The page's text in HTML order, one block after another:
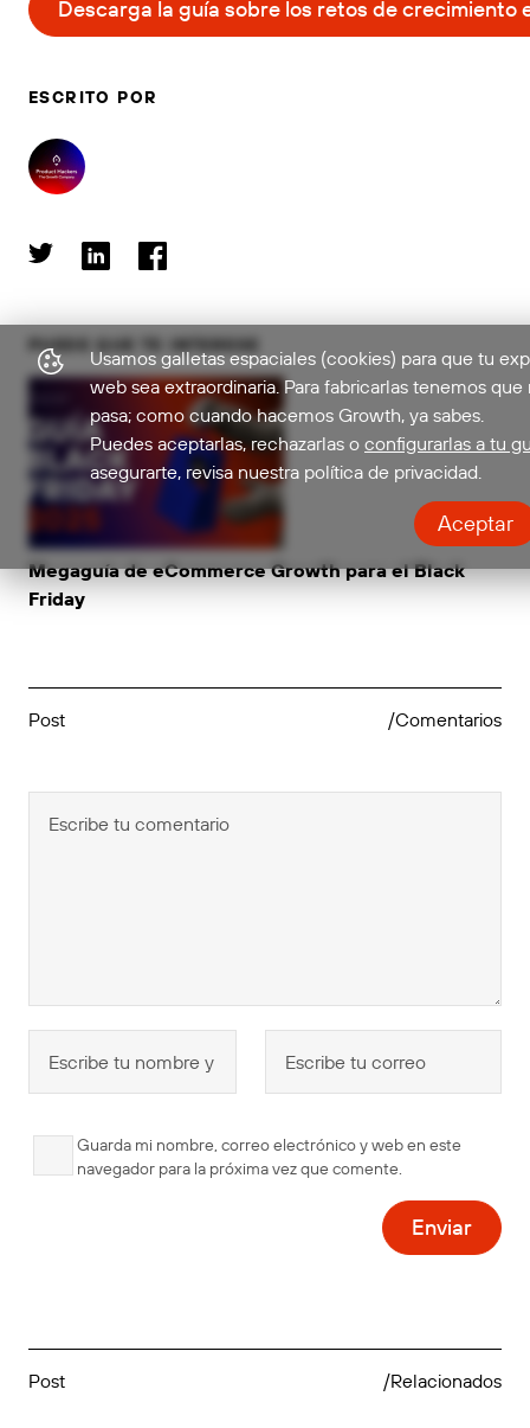
Descarga la guía sobre los retos de crecimiento
ESCRITO POR
PUEDE QUE TE INTERESE
Megaguía de eCommerce Growth para el Black
Friday
Post /Comentarios
Guarda mi nombre, correo electrónico y web en este
navegador para la próxima vez que comente.
Post /Relacionados
Usamos galletas espaciales (cookies) para que tu
web sea extraordinaria. Para fabricarlas tenemos
pasa; como cuando hacemos Growth, ya sabes.
Puedes aceptarlas, rechazarlas o configurarlas a tu
asegurarte, revisa nuestra política de privacidad.
Aceptar